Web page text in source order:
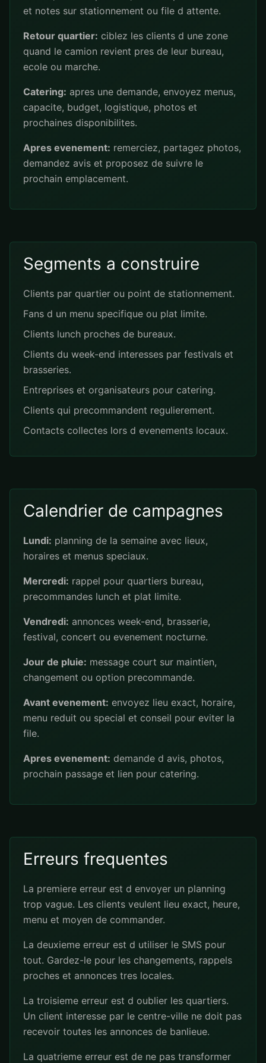
et notes sur stationnement ou file d attente.
Retour quartier: ciblez les clients d une zone
quand le camion revient pres de leur bureau,
ecole ou marche.
Catering: apres une demande, envoyez menus,
capacite, budget, logistique, photos et
prochaines disponibilites.
Apres evenement: remerciez, partagez photos,
demandez avis et proposez de suivre le
prochain emplacement.
Segments a construire
Clients par quartier ou point de stationnement.
Fans d un menu specifique ou plat limite.
Clients lunch proches de bureaux.
Clients du week-end interesses par festivals et
brasseries.
Entreprises et organisateurs pour catering.
Clients qui precommandent regulierement.
Contacts collectes lors d evenements locaux.
Calendrier de campagnes
Lundi: planning de la semaine avec lieux,
horaires et menus speciaux.
Mercredi: rappel pour quartiers bureau,
precommandes lunch et plat limite.
Vendredi: annonces week-end, brasserie,
festival, concert ou evenement nocturne.
Jour de pluie: message court sur maintien,
changement ou option precommande.
Avant evenement: envoyez lieu exact, horaire,
menu reduit ou special et conseil pour eviter la
file.
Apres evenement: demande d avis, photos,
prochain passage et lien pour catering.
Erreurs frequentes
La premiere erreur est d envoyer un planning
trop vague. Les clients veulent lieu exact, heure,
menu et moyen de commander.
La deuxieme erreur est d utiliser le SMS pour
tout. Gardez-le pour les changements, rappels
proches et annonces tres locales.
La troisieme erreur est d oublier les quartiers.
Un client interesse par le centre-ville ne doit pas
recevoir toutes les annonces de banlieue.
La quatrieme erreur est de ne pas transformer